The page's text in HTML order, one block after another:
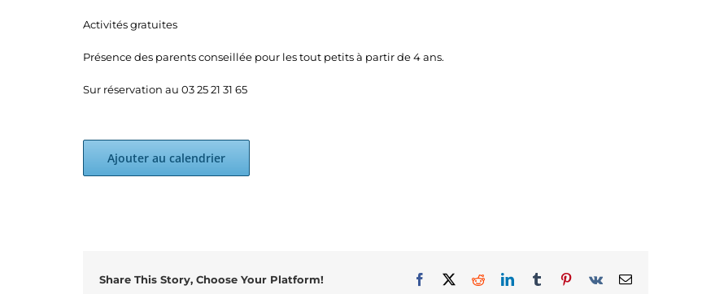
Activités gratuites
Présence des parents conseillée pour les tout petits à partir de 4 ans.
Sur réservation au 03 25 21 31 65
Ajouter au calendrier
Share This Story, Choose Your Platform! Facebook RedditLinkedInTumblr Pinterest
Vk Email